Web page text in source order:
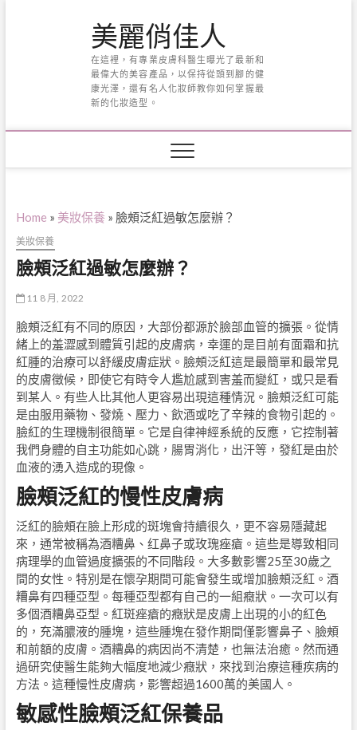
美麗俏佳人
在這裡，有專業皮膚科醫生曝光了最新和
最偉大的美容產品，以保持從頭到腳的健
康光澤，還有名人化妝師教你如何掌握最
新的化妝造型。
Home » 美妝保養 » 臉頰泛紅過敏怎麼辦？
美妝保養
臉頰泛紅過敏怎麼辦？
11 8 月, 2022
臉頰泛紅有不同的原因，大部份都源於臉部血管的擴張。從情
緒上的羞澀感到體質引起的皮膚病，幸運的是目前有面霜和抗
紅腫的治療可以舒緩皮膚症狀。臉頰泛紅這是最簡單和最常見
的皮膚徵候，即使它有時令人尷尬感到害羞而變紅，或只是看
到某人。有些人比其他人更容易出現這種情況。臉頰泛紅可能
是由服用藥物、發燒、壓力、飲酒或吃了辛辣的食物引起的。
臉紅的生理機制很簡單。它是自律神經系統的反應，它控制著
我們身體的自主功能如心跳，腸胃消化，出汗等，發紅是由於
血液的湧入造成的現像。
臉頰泛紅的慢性皮膚病
泛紅的臉頰在臉上形成的斑塊會持續很久，更不容易隱藏起
來，通常被稱為酒糟鼻、红鼻子或玫瑰痤瘡。這些是導致相同
病理學的血管過度擴張的不同階段。大多數影響25至30歲之
間的女性。特別是在懷孕期間可能會發生或增加臉頰泛紅。酒
糟鼻有四種亞型。每種亞型都有自己的一組癥狀。一次可以有
多個酒糟鼻亞型。紅斑痤瘡的癥狀是皮膚上出現的小的紅色
的，充滿膿液的腫塊，這些腫塊在發作期間僅影響鼻子、臉頰
和前額的皮膚。酒糟鼻的病因尚不清楚，也無法治癒。然而通
過研究使醫生能夠大幅度地減少癥狀，來找到治療這種疾病的
方法。這種慢性皮膚病，影響超過1600萬的美國人。
敏感性臉頰泛紅保養品